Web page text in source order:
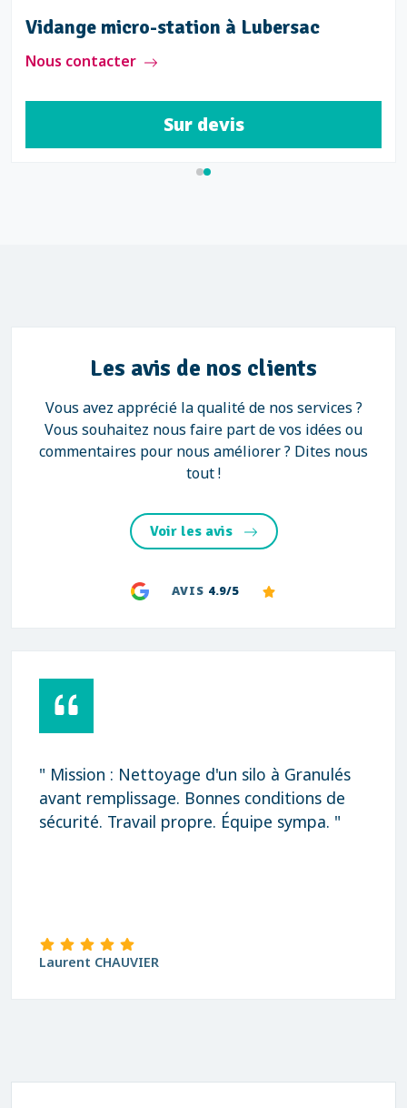
Vidange micro-station à Lubersac
Nous contacter
Sur devis
Les avis de nos clients
Vous avez apprécié la qualité de nos services ?
Vous souhaitez nous faire part de vos idées ou
commentaires pour nous améliorer ? Dites nous
tout !
Voir les avis
AVIS 4.9/5
" Mission : Nettoyage d'un silo à Granulés
avant remplissage. Bonnes conditions de
sécurité. Travail propre. Équipe sympa. "
Laurent CHAUVIER